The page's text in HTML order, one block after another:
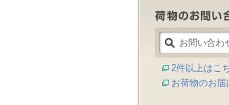
2件以上はこ
お荷物のお